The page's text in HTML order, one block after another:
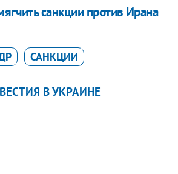
санкции против Ирана
САНКЦИИ
В УКРАИНЕ